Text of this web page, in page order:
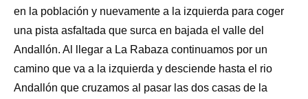
en la población y nuevamente a la izquierda para coger
una pista asfaltada que surca en bajada el valle del
Andallón. Al llegar a La Rabaza continuamos por un
camino que va a la izquierda y desciende hasta el rio
Andallón que cruzamos al pasar las dos casas de la